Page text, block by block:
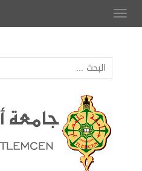
Toggle
navigation